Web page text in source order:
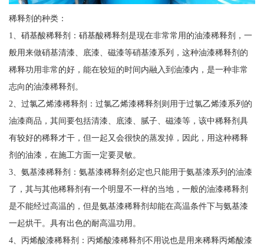
稀释剂的种类：
1、硝基酸稀释剂：硝基酸稀释剂是现在非常常用的油漆稀释剂，一
般用来做硝基清漆、底漆、磁漆等硝基漆系列，这种油漆稀释剂的
稀释功用非常的好，能在较短的时间内融入到油漆内，是一种非常
志向的油漆稀释剂。
2、过氯乙烯漆稀释剂：过氯乙烯漆稀释剂则用于过氯乙烯漆系列的
油漆商品，其间要包括清漆、底漆、腻子、磁漆等，该中稀释剂具
有较好的稀释才干，但一起又会很快的蒸发掉，因此，用这种稀释
剂的油漆，在施工方面一定要灵敏。
3、氨基漆稀释剂：氨基漆稀释剂必定也只能用于氨基漆系列的油漆
了，其与其他稀释剂有一个明显不一样的当地，一般的油漆稀释剂
是不能经过高温的，但是氨基漆稀释剂却能在高温条件下与氨基漆
一起烘干。具有出色的耐高温功用。
4、丙烯酸漆稀释剂：丙烯酸漆稀释剂不用说也是用来稀释丙烯酸漆